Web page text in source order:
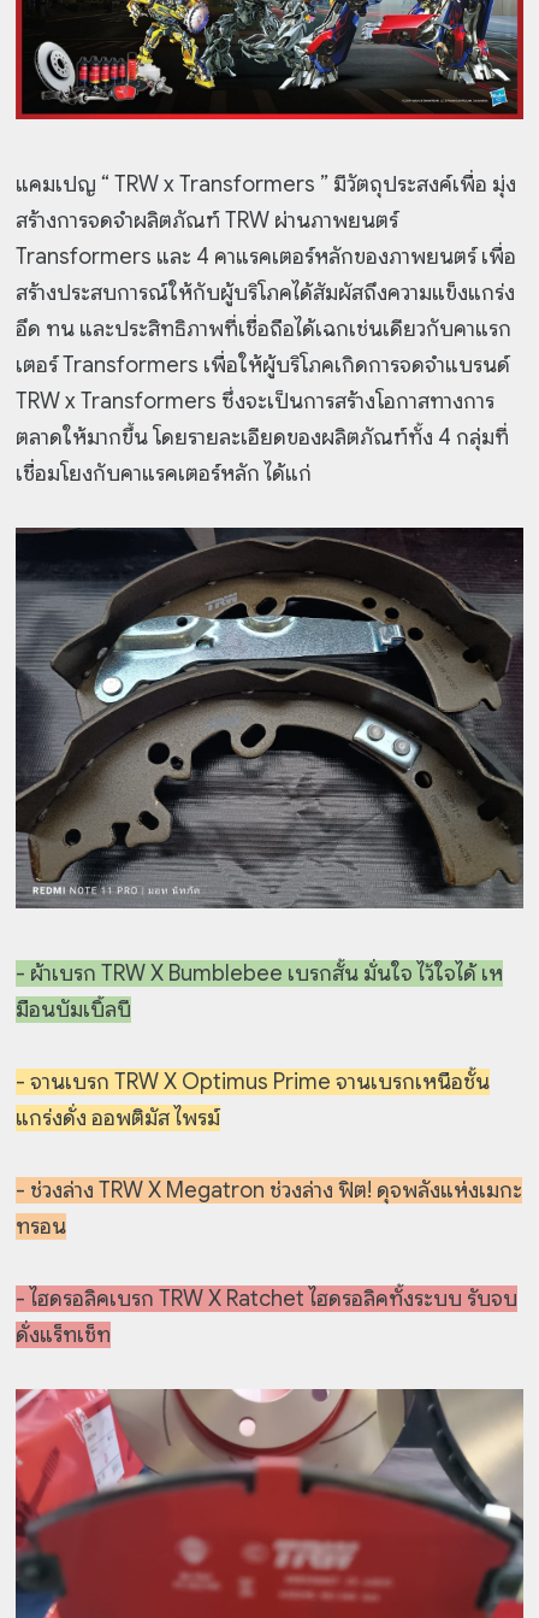
แคมเปญ “ TRW x Transformers ” มีวัตถุประสงค์เพื่อ มุ่ง
สร้างการจดจำผลิตภัณฑ์ TRW ผ่านภาพยนตร์
Transformers และ 4 คาแรคเตอร์หลักของภาพยนตร์ เพื่อ
สร้างประสบการณ์ให้กับผู้บริโภคได้สัมผัสถึงความแข็งแกร่ง
อึด ทน และประสิทธิภาพที่เชื่อถือได้เฉกเช่นเดียวกับคาแรก
เตอร์ Transformers เพื่อให้ผู้บริโภคเกิดการจดจำแบรนด์
TRW x Transformers ซึ่งจะเป็นการสร้างโอกาสทางการ
ตลาดให้มากขึ้น โดยรายละเอียดของผลิตภัณฑ์ทั้ง 4 กลุ่มที่
เชื่อมโยงกับคาแรคเตอร์หลัก ได้แก่
- ผ้าเบรก TRW X Bumblebee เบรกสั้น มั่นใจ ไว้ใจได้ เห
มือนบัมเบิ้ลบี
- จานเบรก TRW X Optimus Prime จานเบรกเหนือชั้น
แกร่งดั่ง ออพติมัส ไพรม์
- ช่วงล่าง TRW X Megatron ช่วงล่าง ฟิต! ดุจพลังแห่งเมกะ
ทรอน
- ไฮดรอลิคเบรก TRW X Ratchet ไฮดรอลิคทั้งระบบ รับจบ
ดั่งแร็ทเช็ท